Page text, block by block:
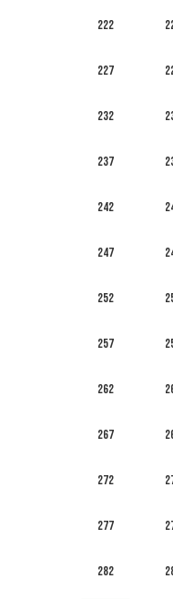
222
227
232
237
242
247
252
257
262
267
272
277
282